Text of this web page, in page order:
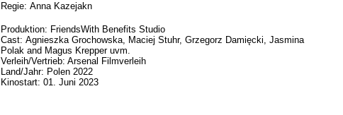
Regie: Anna Kazejakn
Produktion: FriendsWith Benefits Studio
Cast: Agnieszka Grochowska, Maciej Stuhr, Grzegorz Damięcki, Jasmina
Polak and Magus Krepper uvm.
Verleih/Vertrieb: Arsenal Filmverleih
Land/Jahr: Polen 2022
Kinostart: 01. Juni 2023